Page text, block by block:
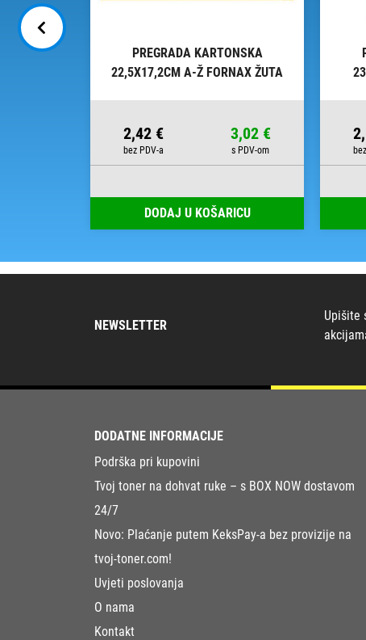
PREGRADA KARTONSKA
22,5X17,2CM A-Ž FORNAX ŽUTA
2,42 € 3,02 €
DODAJ U KOŠARICU
NEWSLETTER
Upišite
DODATNE INFORMACIJE
Podrška pri kupovini
Tvoj toner na dohvat ruke – s BOX NOW dostavom
24/7
Novo: Plaćanje putem KeksPay-a bez provizije na
tvoj-toner.com!
Uvjeti poslovanja
O nama
Kontakt